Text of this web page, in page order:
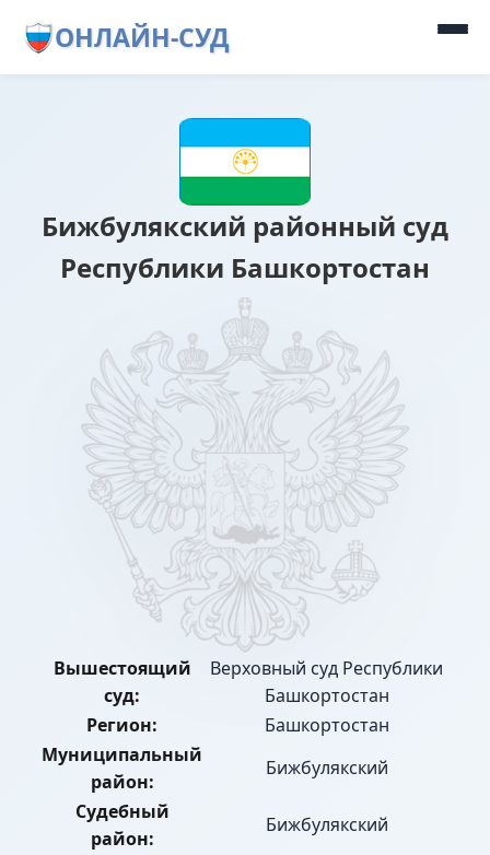
ОНЛАЙН-СУД
Бижбулякский районный суд
Республики Башкортостан
Вышестоящий
суд:
Верховный суд Республики
Башкортостан
Регион:
Башкортостан
Муниципальный
район:
Бижбулякский
Судебный
район:
Бижбулякский